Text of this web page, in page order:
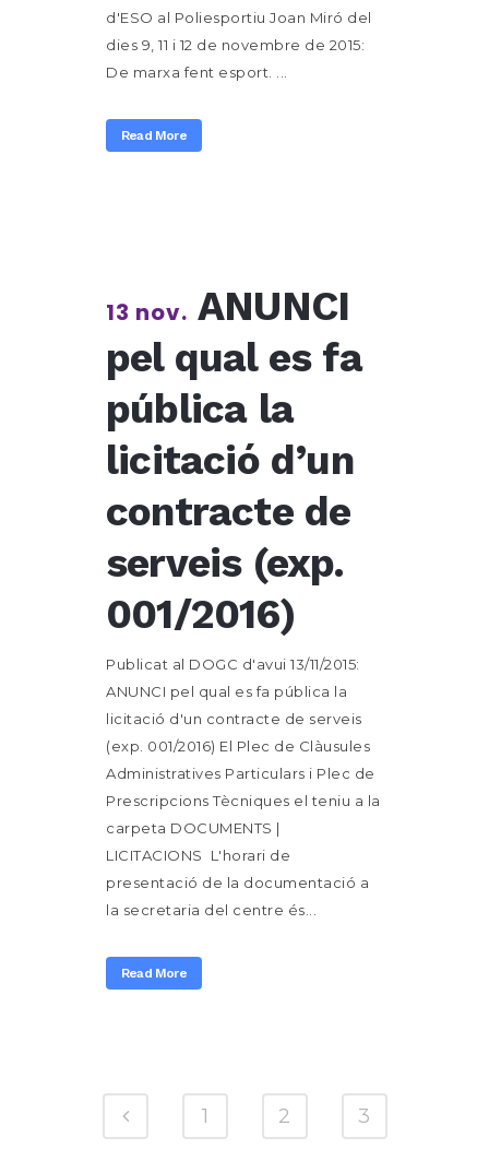
d'ESO al Poliesportiu Joan Miró del
dies 9, 11 i 12 de novembre de 2015:
De marxa fent esport. ...
Read More
13 nov. ANUNCI
pel qual es fa
pública la
licitació d’un
contracte de
serveis (exp.
001/2016)
Publicat al DOGC d'avui 13/11/2015:
ANUNCI pel qual es fa pública la
licitació d'un contracte de serveis
(exp. 001/2016) El Plec de Clàusules
Administratives Particulars i Plec de
Prescripcions Tècniques el teniu a la
carpeta DOCUMENTS |
LICITACIONS L'horari de
presentació de la documentació a
la secretaria del centre és...
Read More
1 2 3